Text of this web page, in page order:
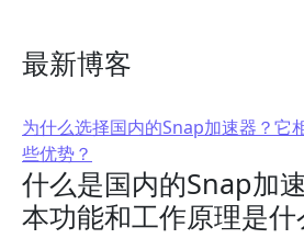
最新博客
为什么选择国内的Snap加速器？它
些优势？
什么是国内的Snap加
本功能和工作原理是什